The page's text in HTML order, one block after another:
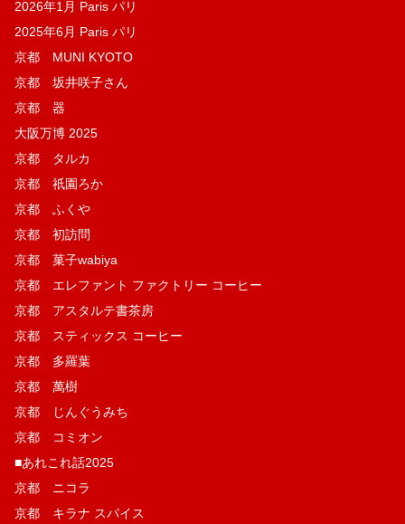
2026年1月 Paris パリ
2025年6月 Paris パリ
京都 MUNI KYOTO
京都 坂井咲子さん
京都 器
大阪万博 2025
京都 タルカ
京都 祇園ろか
京都 ふくや
京都 初訪問
京都 菓子wabiya
京都 エレファント ファクトリー コーヒー
京都 アスタルテ書茶房
京都 スティックス コーヒー
京都 多羅葉
京都 萬樹
京都 じんぐうみち
京都 コミオン
■あれこれ話2025
京都 ニコラ
京都 キラナ スパイス